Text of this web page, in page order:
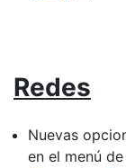
Redes
Nuevas
en el menú